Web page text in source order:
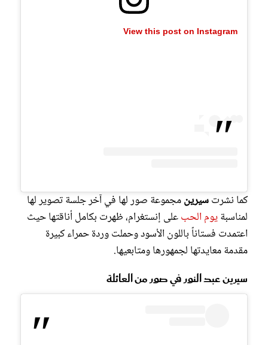
View this post on Instagram
كما نشرتسيرينمجموعة صور لها في آخر جلسة تصوير لها
لمناسبةيوم الحبعلى إنستغرام، ظهرت بكامل أناقتها حيث
اعتمدت فستاناً باللون الأسود وحملت وردة حمراء كبيرة
مقدمة معايدتها لجمهورها ومتابعيها.
سيرين عبد النور في صور من العائلة